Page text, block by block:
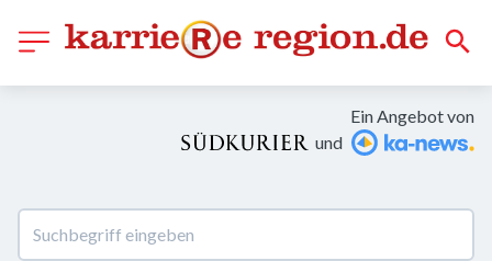
Ein Angebot von
und